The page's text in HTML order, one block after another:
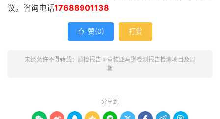
议。咨询电话17688901138
 赞(0) 打赏
未经允许不得转载： 质检报告 » 童装亚马逊检测报告检测项目及周
期
分享到